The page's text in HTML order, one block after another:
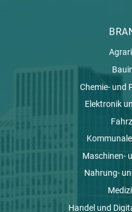
Chemie- und
Elektronik
Maschinen-
Nahrung-
Handel und